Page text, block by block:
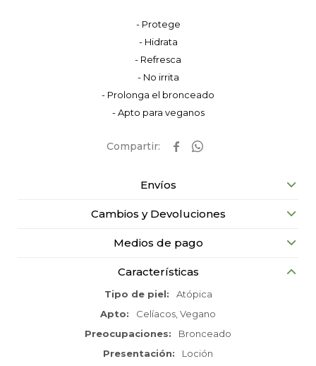
- Protege
- Hidrata
- Refresca
- No irrita
- Prolonga el bronceado
- Apto para veganos
 
Envíos
Cambios y Devoluciones
Medios de pago
Características
Tipo de piel
Atópica
Apto
Celíacos, Vegano
Preocupaciones
Bronceado
Presentación
Loción